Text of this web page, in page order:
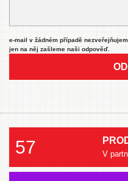
e-mail v žádném případě
jen na něj zašleme naši odpověď.
57 V